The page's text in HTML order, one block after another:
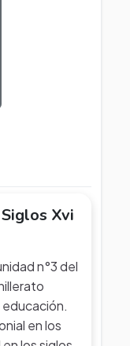
Xvi
n°3 del
en los